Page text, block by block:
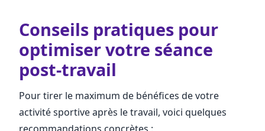
Conseils pratiques pour
optimiser votre séance
post-travail
Pour tirer le maximum de bénéfices de votre
activité sportive après le travail, voici quelques